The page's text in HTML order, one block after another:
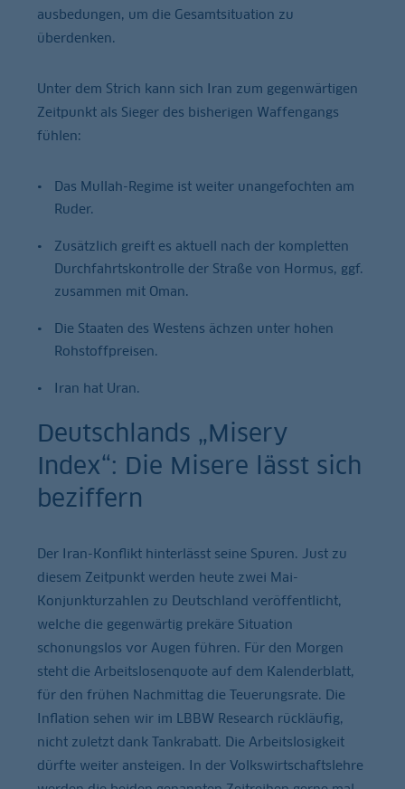
ausbedungen, um die Gesamtsituation zu
überdenken.
Unter dem Strich kann sich Iran zum gegenwärtigen
Zeitpunkt als Sieger des bisherigen Waffengangs
fühlen:
Das Mullah-Regime ist weiter unangefochten am
Ruder.
Zusätzlich greift es aktuell nach der kompletten
Durchfahrtskontrolle der Straße von Hormus, ggf.
zusammen mit Oman.
Die Staaten des Westens ächzen unter hohen
Rohstoffpreisen.
Iran hat Uran.
Deutschlands „Misery
Index“: Die Misere lässt sich
beziffern
Der Iran-Konflikt hinterlässt seine Spuren. Just zu
diesem Zeitpunkt werden heute zwei Mai-
Konjunkturzahlen zu Deutschland veröffentlicht,
welche die gegenwärtig prekäre Situation
schonungslos vor Augen führen. Für den Morgen
steht die Arbeitslosenquote auf dem Kalenderblatt,
für den frühen Nachmittag die Teuerungsrate. Die
Inflation sehen wir im LBBW Research rückläufig,
nicht zuletzt dank Tankrabatt. Die Arbeitslosigkeit
dürfte weiter ansteigen. In der Volkswirtschaftslehre